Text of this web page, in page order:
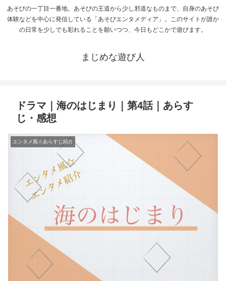
あそびの一丁目一番地。あそびの王道から少し邪道なものまで、自身のあそび
体験などを中心に発信している「あそびエンタメディア」。このサイトが誰か
の日常を少しでも彩れることを願いつつ、今日もどこかで遊びます。
まじめな遊び人
ドラマ｜海のはじまり｜第4話｜あらす
じ・感想
エンタメ風☆あらすじ紹介